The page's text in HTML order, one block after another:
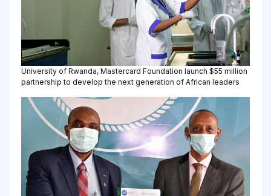
University of Rwanda, Mastercard Foundation launch $55 million
partnership to develop the next generation of African leaders